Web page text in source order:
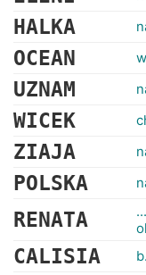
HALKA
OCEAN
UZNAM
WICEK
ZIAJA
POLSKA
RENATA
CALISIA